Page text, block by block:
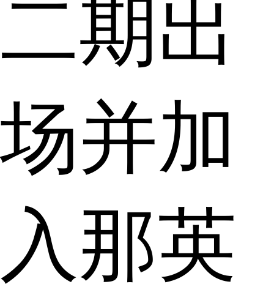
二期出
场并加
入那英